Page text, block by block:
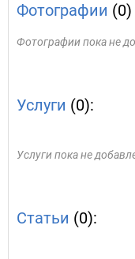
Фотографии (0)
Фотографии пока не
Услуги (0):
Услуги пока не
Статьи (0):